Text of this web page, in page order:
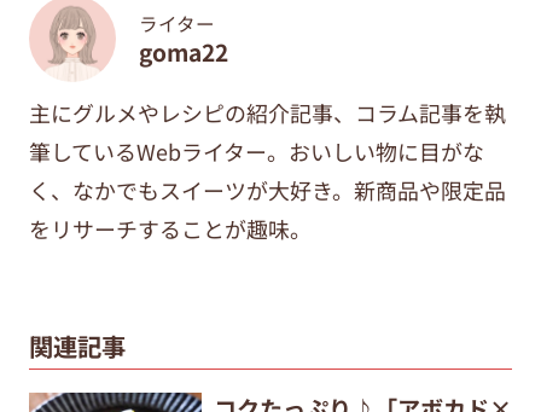
ライター
goma22
主にグルメやレシピの紹介記事、コラム記事を執
筆しているWebライター。おいしい物に目がな
く、なかでもスイーツが大好き。新商品や限定品
をリサーチすることが趣味。
関連記事